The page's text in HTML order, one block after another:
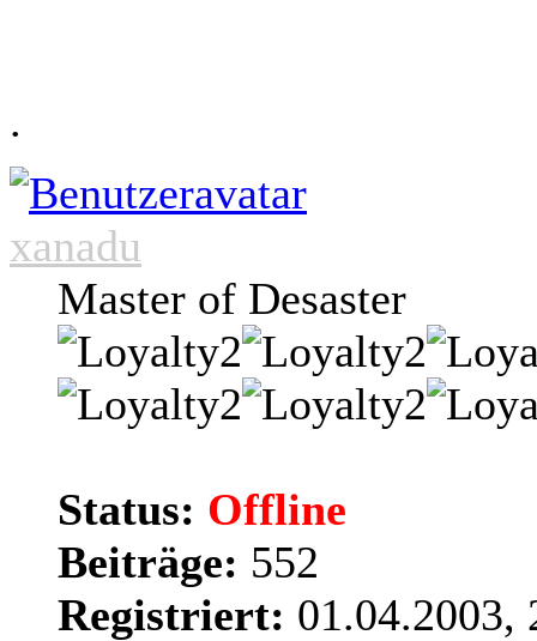
.
xanadu
Master of Desaster
Status: Offline
Beiträge: 552
Registriert: 01.04.2003,